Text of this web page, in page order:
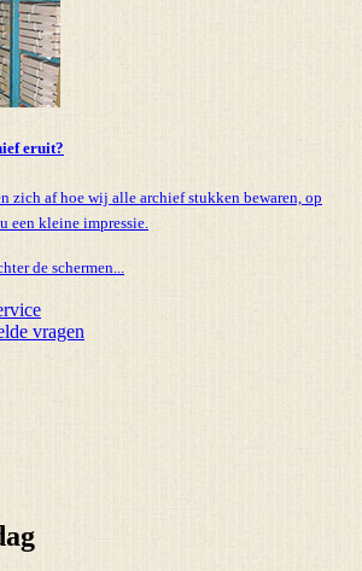
eruit?
zich af hoe wij alle archief stukken bewaren, op
een kleine impressie.
de schermen...
vragen